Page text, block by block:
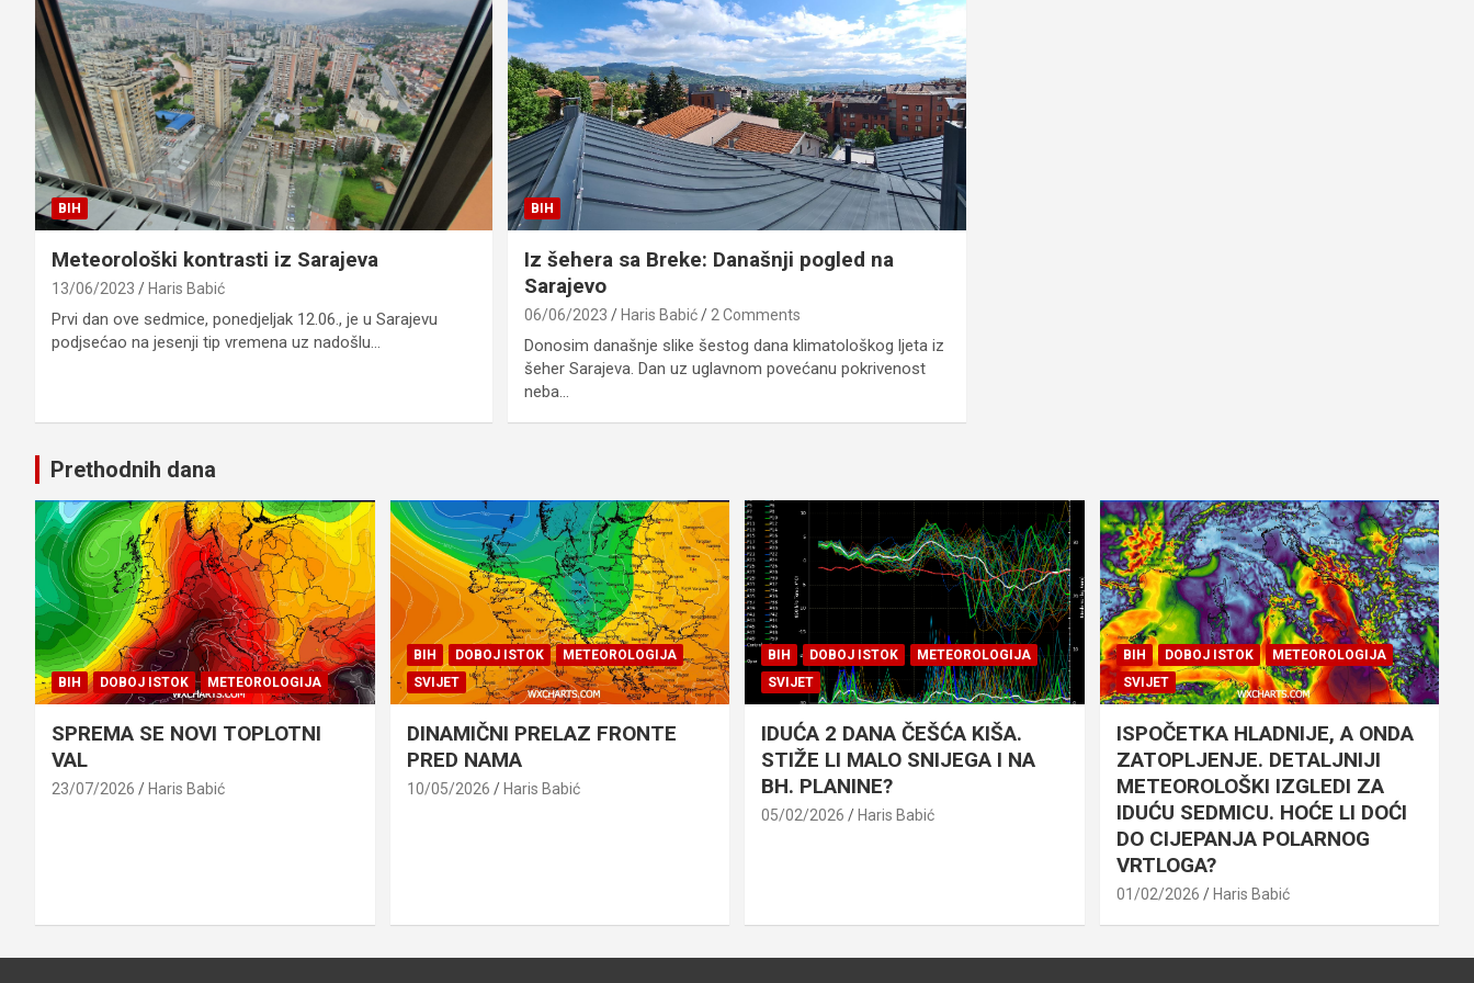
BIH
Meteorološki kontrasti iz Sarajeva
13/06/2023 Haris Babić
Prvi dan ove sedmice, ponedjeljak 12.06., je u Sarajevu
podjsećao na jesenji tip vremena uz nadošlu…
BIH
Iz šehera sa Breke: Današnji pogled na
Sarajevo
06/06/2023 Haris Babić 2 Comments
Donosim današnje slike šestog dana klimatološkog ljeta iz
šeher Sarajeva. Dan uz uglavnom povećanu pokrivenost
neba…
Prethodnih dana
BIH DOBOJ ISTOK METEOROLOGIJA
SPREMA SE NOVI TOPLOTNI
VAL
23/07/2026 Haris Babić
BIH DOBOJ ISTOK
METEOROLOGIJA
SVIJET
DINAMIČNI PRELAZ FRONTE
PRED NAMA
10/05/2026 Haris Babić
BIH DOBOJ ISTOK
METEOROLOGIJA
SVIJET
IDUĆA 2 DANA ČEŠĆA KIŠA.
STIŽE LI MALO SNIJEGA I NA
BH. PLANINE?
05/02/2026 Haris Babić
BIH DOBOJ ISTOK
METEOROLOGIJA
SVIJET
ISPOČETKA HLADNIJE, A ONDA
ZATOPLJENJE. DETALJNIJI
METEOROLOŠKI IZGLEDI ZA
IDUĆU SEDMICU. HOĆE LI DOĆI
DO CIJEPANJA POLARNOG
VRTLOGA?
01/02/2026 Haris Babić